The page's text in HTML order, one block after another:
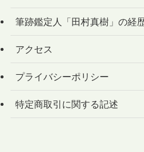
筆跡鑑定人「田村真樹」の経
アクセス
プライバシーポリシー
特定商取引に関する記述